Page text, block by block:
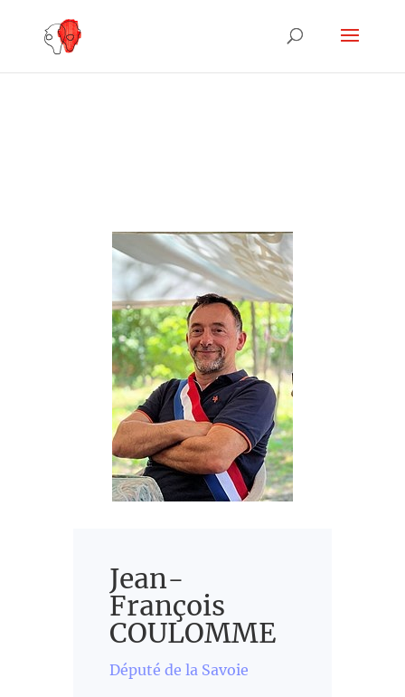
Jean-
François
COULOMME
Député de la Savoie